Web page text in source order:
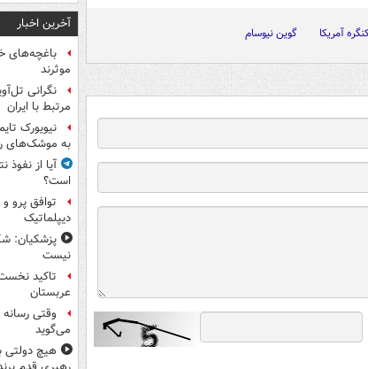
آمریکا گوین نیوسام
آخرین اخبار
باغچه‌های
موثرند
نگرانی
مرتبط با ایران
نیویورک
به موشک‌های
آیا از
است؟
توافق پرو
دیپلماتیک
پزشکیان:
نیست
تاکید
عربستان
وقتی رسانه
می‌گوید
هیچ دولتی